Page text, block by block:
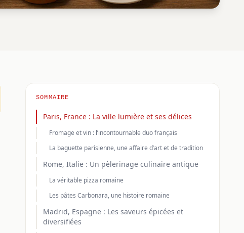
SOMMAIRE
Paris, France : La ville lumière et ses délices
Fromage et vin : l’incontournable duo français
La baguette parisienne, une affaire d’art et de tradition
Rome, Italie : Un pèlerinage culinaire antique
La véritable pizza romaine
Les pâtes Carbonara, une histoire romaine
Madrid, Espagne : Les saveurs épicées et
diversifiées